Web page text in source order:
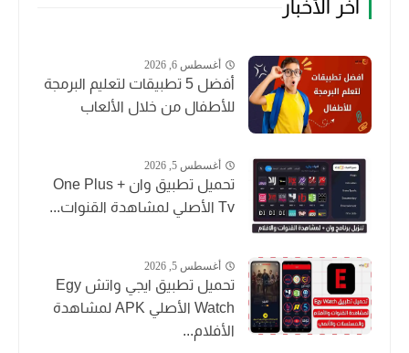
أخر الأخبار
أغسطس 6, 2026
أفضل 5 تطبيقات لتعليم البرمجة
للأطفال من خلال الألعاب
أغسطس 5, 2026
تحميل تطبيق وان + One Plus
Tv الأصلي لمشاهدة القنوات...
أغسطس 5, 2026
تحميل تطبيق ايجي واتش Egy
Watch الأصلي APK لمشاهدة
الأفلام...